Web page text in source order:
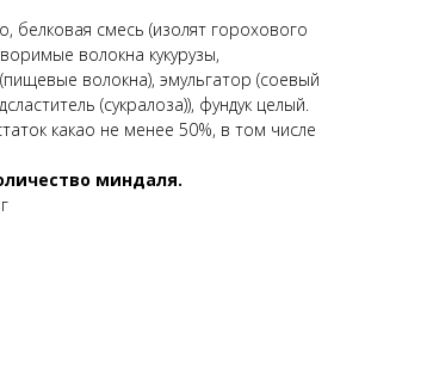
белковая смесь (изолят горохового
волокна кукурузы,
волокна), эмульгатор (соевый
(сукралоза)), фундук целый.
какао не менее 50%, в том числе
миндаля.